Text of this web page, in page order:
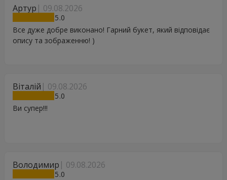
Артур 09.08.2026
5
Все дуже добре виконано! Гарний букет, який відповідає
опису та зображенню! )
Віталій 09.08.2026
5
Ви супер!!!
Володимир 09.08.2026
5